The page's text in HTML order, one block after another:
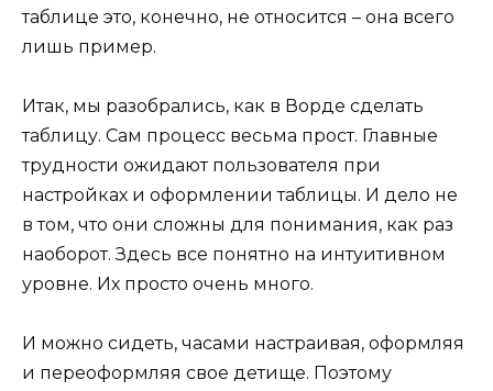
таблице это, конечно, не относится – она всего
лишь пример.
Итак, мы разобрались, как в Ворде сделать
таблицу. Сам процесс весьма прост. Главные
трудности ожидают пользователя при
настройках и оформлении таблицы. И дело не
в том, что они сложны для понимания, как раз
наоборот. Здесь все понятно на интуитивном
уровне. Их просто очень много.
И можно сидеть, часами настраивая, оформляя
и переоформляя свое детище. Поэтому